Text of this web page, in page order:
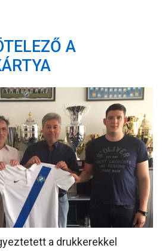
WEBSHOP
KAPCSOLAT
NYITÓLAP
HÍREK
CSAPATOK
KLUB
GALÉRIA
ÉLMÉNYEK
A
a drukkerekkel